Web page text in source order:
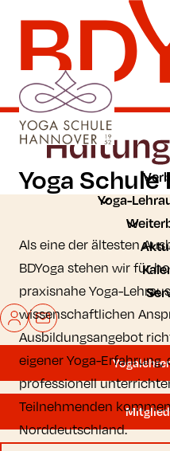
Zum Hauptinhalt der Seite
Zur Startseite navigieren
Yoga-
Mein BDYoga
Kontakt
Yoga
Als eine der ältesten
BDYoga stehen wir für
praxisnahe Yoga-
wissenschaftlichen
Ausbildungsangebot
eigener Yoga-
professionell
Teilnehmenden
Norddeutschland.